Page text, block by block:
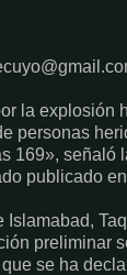
la explosión
personas
169», señaló
publicado
Islamabad,
preliminar
se ha